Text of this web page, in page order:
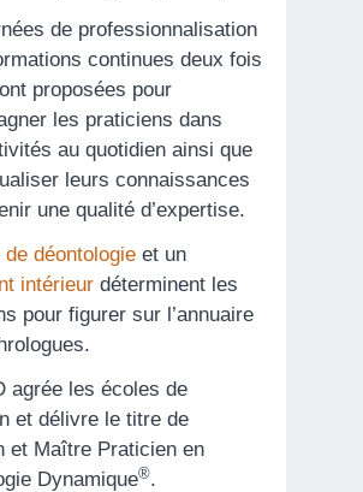
de professionnalisation
continues deux fois
proposées pour
les praticiens dans
au quotidien ainsi que
leurs connaissances
une qualité d’expertise.
de déontologie et un
intérieur déterminent les
pour figurer sur l’annuaire
agrée les écoles de
et délivre le titre de
et Maître Praticien en
Dynamique®.